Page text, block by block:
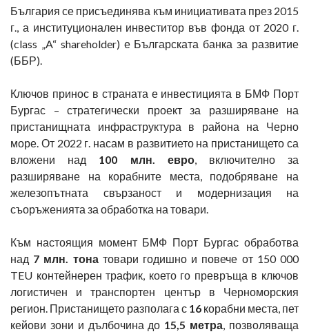
България се присъединява към инициативата през 2015
г., а институционален инвеститор във фонда от 2020 г.
(class „A“ shareholder) е Българската банка за развитие
(ББР).
Ключов принос в страната е инвестицията в БМФ Порт
Бургас – стратегически проект за разширяване на
пристанищната инфраструктура в района на Черно
море. От 2022 г. насам в развитието на пристанището са
вложени над 100 млн. евро, включително за
разширяване на корабните места, подобряване на
железопътната свързаност и модернизация на
съоръженията за обработка на товари.
Към настоящия момент БМФ Порт Бургас обработва
над 7 млн. тонатовари годишно и повече от 150 000
TEU контейнерен трафик, което го превръща в ключов
логистичен и транспортен център в Черноморския
регион. Пристанището разполага с 16 корабни места, пет
кейови зони и дълбочина до 15,5 метра, позволяваща